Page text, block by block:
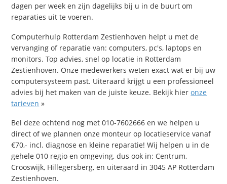
dagen per week en zijn dagelijks bij u in de buurt om
reparaties uit te voeren.
Computerhulp Rotterdam Zestienhoven helpt u met de
vervanging of reparatie van: computers, pc's, laptops en
monitors. Top advies, snel op locatie in Rotterdam
Zestienhoven. Onze medewerkers weten exact wat er bij uw
computersysteem past. Uiteraard krijgt u een professioneel
advies bij het maken van de juiste keuze. Bekijk hieronze
tarieven »
Bel deze ochtend nog met 010-7602666 en we helpen u
direct of we plannen onze monteur op locatieservice vanaf
€70,- incl. diagnose en kleine reparatie! Wij helpen u in de
gehele 010 regio en omgeving, dus ook in: Centrum,
Crooswijk, Hillegersberg, en uiteraard in 3045 AP Rotterdam
Zestienhoven.